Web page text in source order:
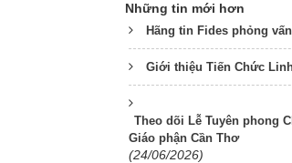
Những tin mới hơn
Hãng tin Fides phỏng
Giới thiệu Tiến Chức
Theo dõi Lễ Tuyên phong
Giáo phận Cần Thơ
(24/06/2026)